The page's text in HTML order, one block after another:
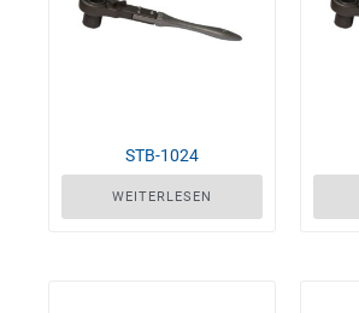
STB-1024
WEITERLESEN